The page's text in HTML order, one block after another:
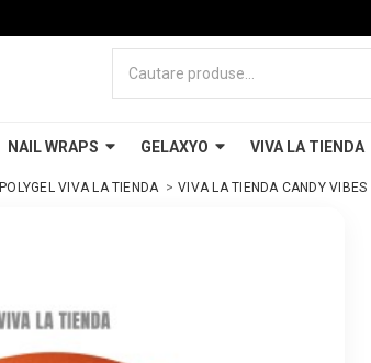
NAIL WRAPS GELAXYO VIVA LA TIENDA
POLYGEL VIVA LA TIENDA VIVA LA TIENDA CANDY VIBES